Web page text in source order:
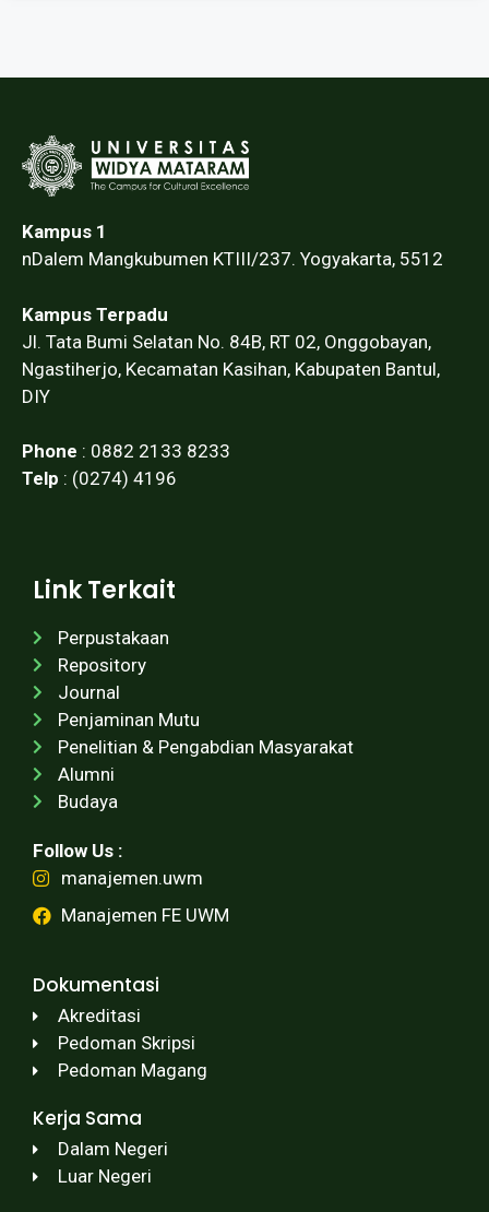
Kampus 1
nDalem Mangkubumen KTIII/237. Yogyakarta, 5512
Kampus Terpadu
Jl. Tata Bumi Selatan No. 84B, RT 02, Onggobayan,
Ngastiherjo, Kecamatan Kasihan, Kabupaten Bantul,
DIY
Phone : 0882 2133 8233
Telp : (0274) 4196
Link Terkait
Perpustakaan
Repository
Journal
Penjaminan Mutu
Penelitian & Pengabdian Masyarakat
Alumni
Budaya
Follow Us :
manajemen.uwm
Manajemen FE UWM
Dokumentasi
Akreditasi
Pedoman Skripsi
Pedoman Magang
Kerja Sama
Dalam Negeri
Luar Negeri